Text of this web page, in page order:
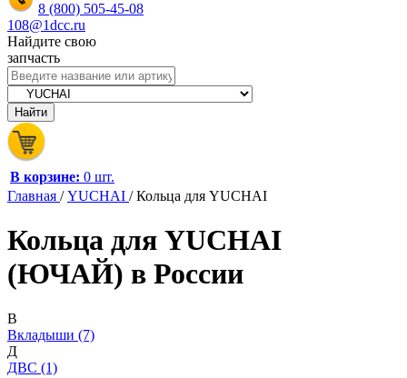
8 (800) 505-45-08
108@1dcc.ru
Найдите свою
запчасть
В корзине: 0 шт.
Главная /YUCHAI /Кольца для YUCHAI
Кольца для YUCHAI
(ЮЧАЙ) в России
В
Вкладыши (7)
Д
ДВС (1)